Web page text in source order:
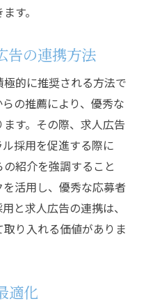
す。
告の連携方法
的に推奨される方法で
の推薦により、優秀な
す。その際、求人広告
採用を促進する際に
紹介を強調すること
活用し、優秀な応募者
と求人広告の連携は、
り入れる価値がありま
適化